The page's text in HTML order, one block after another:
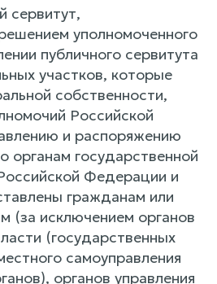
сервитут,
уполномоченного
публичного сервитута
участков, которые
собственности,
Российской
и распоряжению
органам государственной
Федерации и
гражданам или
(за исключением органов
(государственных
самоуправления
органов управления